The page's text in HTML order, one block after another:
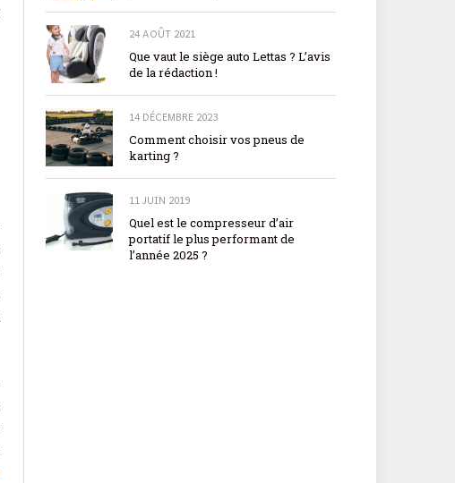
24 AOÛT 2021
Que vaut le siège auto Lettas ? L’avis
de la rédaction !
14 DÉCEMBRE 2023
Comment choisir vos pneus de
karting ?
11 JUIN 2019
Quel est le compresseur d’air
portatif le plus performant de
l’année 2025 ?